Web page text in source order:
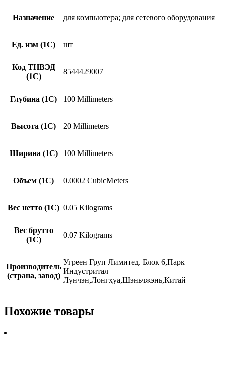
Назначение для компьютера; для сетевого оборудования
Ед. изм (1С) шт
Код ТНВЭД
(1С)
8544429007
Глубина (1С) 100 Millimeters
Высота (1С) 20 Millimeters
Ширина (1С) 100 Millimeters
Объем (1С) 0.0002 CubicMeters
Вес нетто (1С) 0.05 Kilograms
Вес брутто
(1С)
0.07 Kilograms
Производитель
(страна, завод)
Угреен Груп Лимитед. Блок 6,Парк
Индустритал
Лунчэн,Лонгхуа,Шэньчжэнь,Китай
Похожие товары